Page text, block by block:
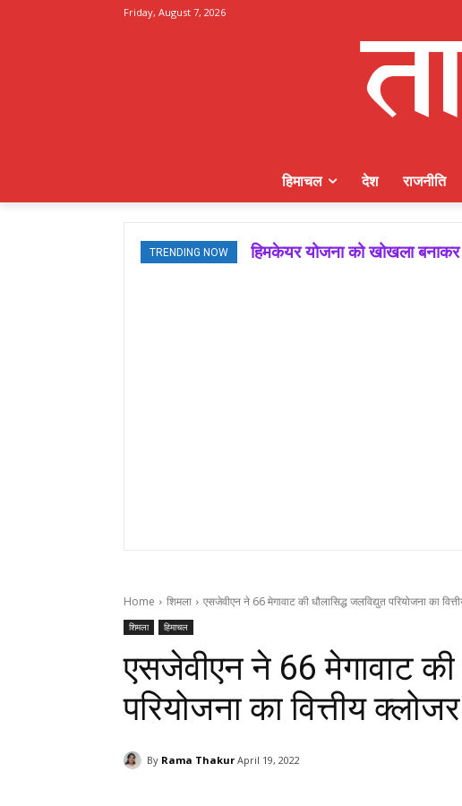
Friday, August 7, 2026
हिमाचल देश राजनीति
TRENDING NOW हिमकेयर योजना को खोखला बनाकर
मजबूत बूथ ही भाजपा की जीत की
Home शिमला एसजेवीएन ने 66 मेगावाट की धौलासिद्ध जलविद्युत परियोजना का
शिमला हिमाचल
एसजेवीएन ने 66 मेगावाट की
परियोजना का वित्तीय
By Rama Thakur April 19, 2022